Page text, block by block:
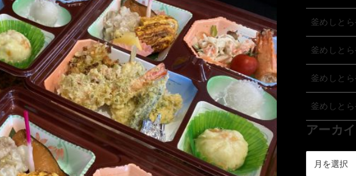
釜めしと
釜めしと
釜めしと
釜めしと
アーカ